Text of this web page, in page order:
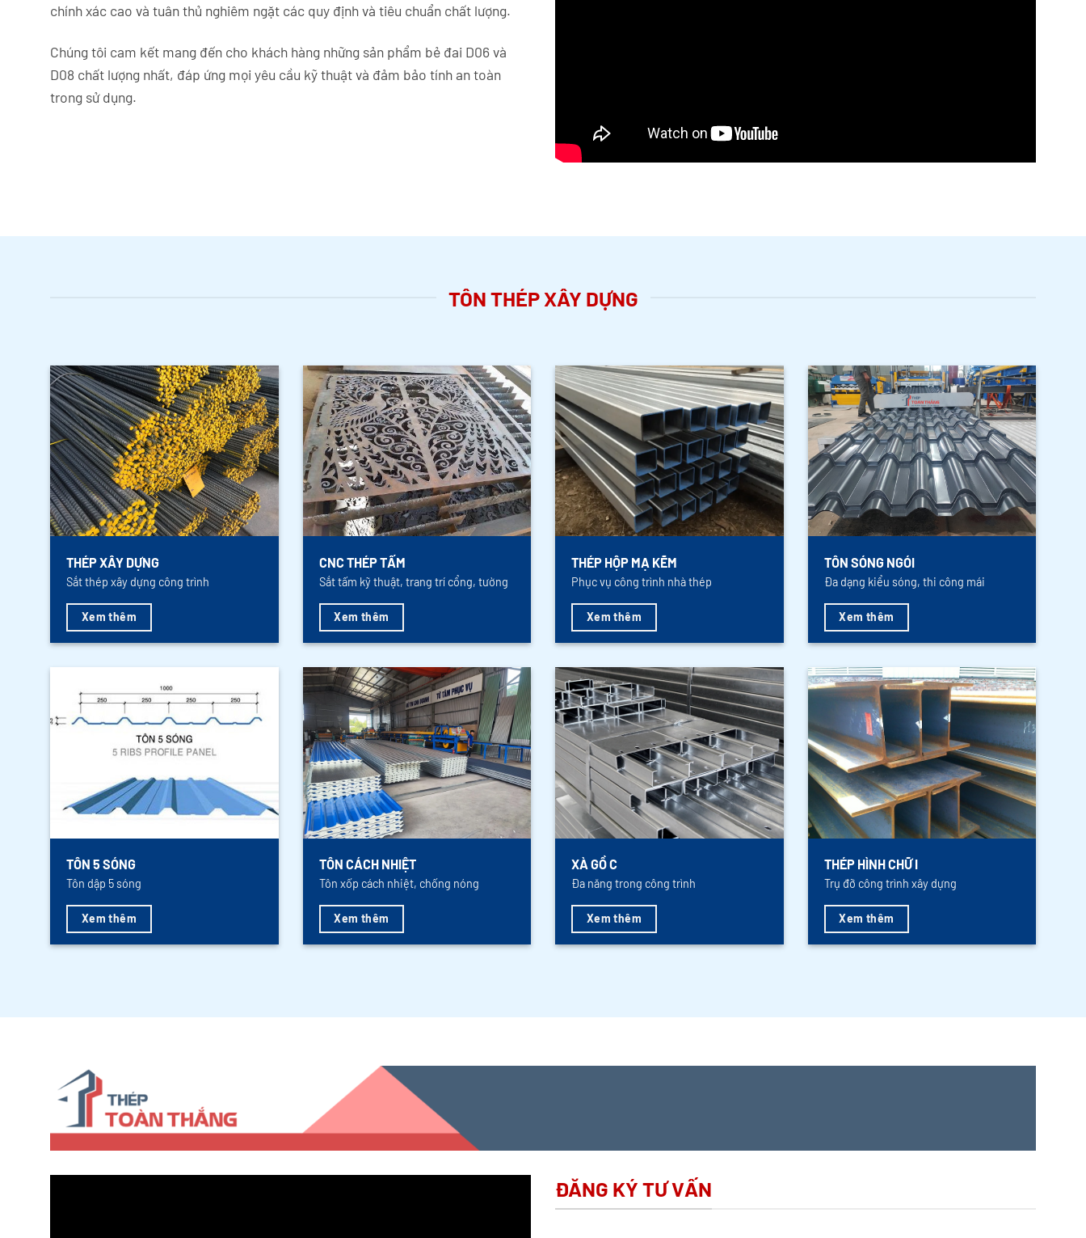
chính xác cao và tuân thủ nghiêm ngặt các quy định và tiêu chuẩn chất lượng.
Chúng tôi cam kết mang đến cho khách hàng những sản phẩm bẻ đai D06 và
D08 chất lượng nhất, đáp ứng mọi yêu cầu kỹ thuật và đảm bảo tính an toàn
trong sử dụng.
TÔN THÉP XÂY DỰNG
THÉP XÂY DỰNG
Sắt thép xây dựng công trình
Xem thêm
CNC THÉP TẤM
Sắt tấm kỹ thuật, trang trí cổng, tường
Xem thêm
THÉP HỘP MẠ KẼM
Phục vụ công trình nhà thép
Xem thêm
TÔN SÓNG NGÓI
Đa dạng kiểu sóng, thi công mái
Xem thêm
TÔN 5 SÓNG
Tôn dập 5 sóng
Xem thêm
TÔN CÁCH NHIỆT
Tôn xốp cách nhiệt, chống nóng
Xem thêm
XÀ GỒ C
Đa năng trong công trình
Xem thêm
THÉP HÌNH CHỮ I
Trụ đỡ công trình xây dựng
Xem thêm
ĐĂNG KÝ TƯ VẤN